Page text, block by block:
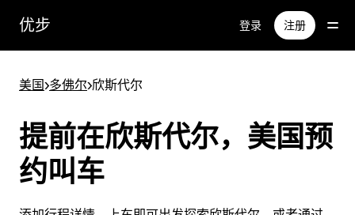
优步 登录 注册
美国>多佛尔>欣斯代尔
提前在欣斯代尔，美国预
约叫车